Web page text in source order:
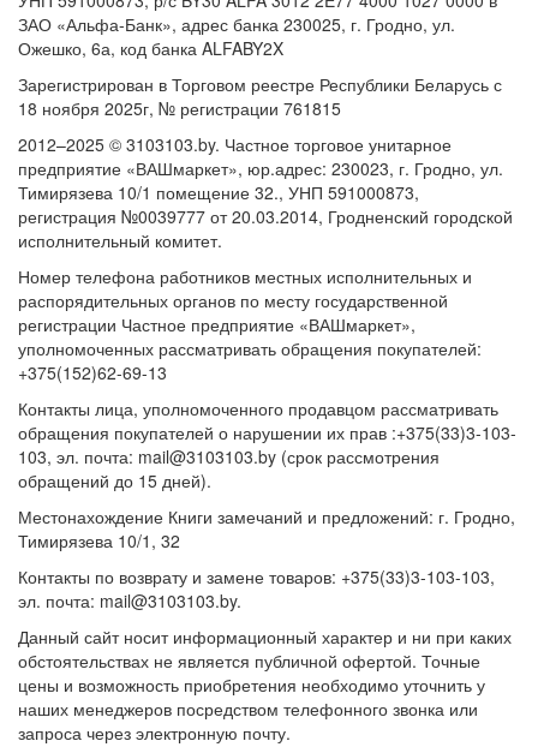
ЗАО «Альфа-Банк», адрес банка 230025, г. Гродно, ул.
Ожешко, 6а, код банка ALFABY2X
Зарегистрирован в Торговом реестре Республики Беларусь с
18 ноября 2025г, № регистрации 761815
2012–2025 © 3103103.by. Частное торговое унитарное
предприятие «ВАШмаркет», юр.адрес: 230023, г. Гродно, ул.
Тимирязева 10/1 помещение 32., УНП 591000873,
регистрация №0039777 от 20.03.2014, Гродненский городской
исполнительный комитет.
Номер телефона работников местных исполнительных и
распорядительных органов по месту государственной
регистрации Частное предприятие «ВАШмаркет»,
уполномоченных рассматривать обращения покупателей:
+375(152)62-69-13
Контакты лица, уполномоченного продавцом рассматривать
обращения покупателей о нарушении их прав :+375(33)3-103-
103, эл. почта: mail@3103103.by (срок рассмотрения
обращений до 15 дней).
Местонахождение Книги замечаний и предложений: г. Гродно,
Тимирязева 10/1, 32
Контакты по возврату и замене товаров: +375(33)3-103-103,
эл. почта: mail@3103103.by.
Данный сайт носит информационный характер и ни при каких
обстоятельствах не является публичной офертой. Точные
цены и возможность приобретения необходимо уточнить у
наших менеджеров посредством телефонного звонка или
запроса через электронную почту.